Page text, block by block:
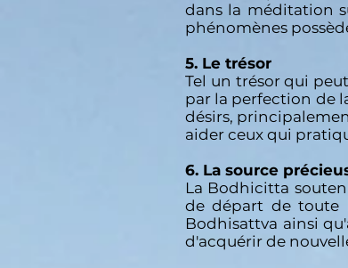
dans la méditation
phénomènes
5. Le trésor
Tel un trésor qui
par la perfection de
désirs,
aider ceux qui
6. La source
La Bodhicitta
de départ de toute
Bodhisattva ainsi
d'acquérir de